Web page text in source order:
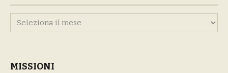
Archivi
MISSIONI